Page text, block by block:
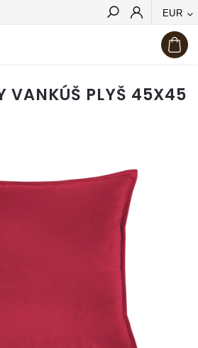
EUR
Hľadať
VANKÚŠ PLYŠ 45X45